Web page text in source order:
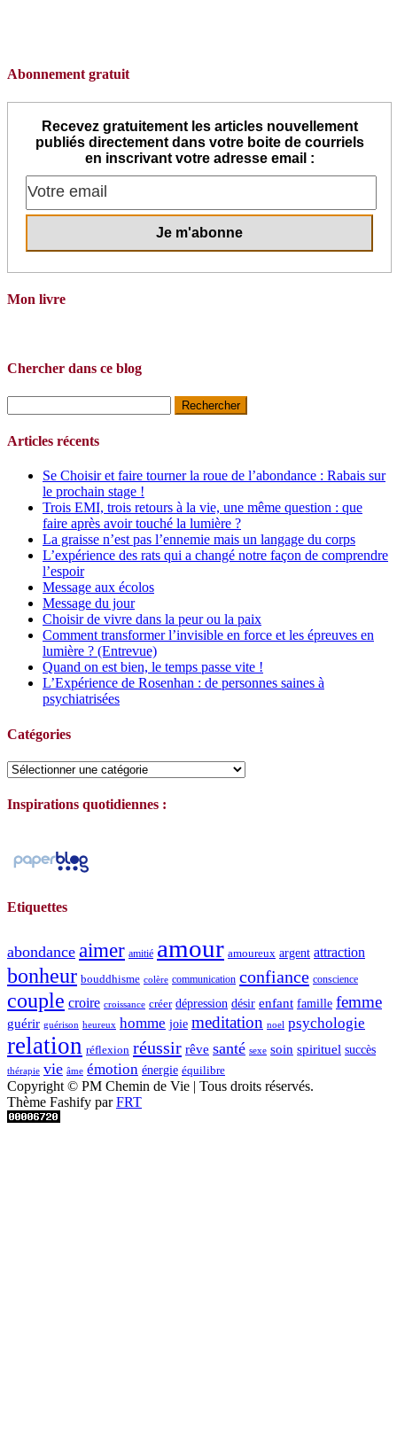
Abonnement gratuit
Recevez gratuitement les articles nouvellement
publiés directement dans votre boite de courriels
en inscrivant votre adresse email :
Mon livre
Chercher dans ce blog
Articles récents
Se Choisir et faire tourner la roue de l’abondance : Rabais sur
le prochain stage !
Trois EMI, trois retours à la vie, une même question : que
faire après avoir touché la lumière ?
La graisse n’est pas l’ennemie mais un langage du corps
L’expérience des rats qui a changé notre façon de comprendre
l’espoir
Message aux écolos
Message du jour
Choisir de vivre dans la peur ou la paix
Comment transformer l’invisible en force et les épreuves en
lumière ? (Entrevue)
Quand on est bien, le temps passe vite !
L’Expérience de Rosenhan : de personnes saines à
psychiatrisées
Catégories
Catégories
Inspirations quotidiennes :
Etiquettes
abondance aimer amitié amour amoureux argent attraction
bonheur bouddhisme colère communication confiance conscience
couple croire croissance créer dépression désir enfant famille femme
guérir guérison heureux homme joie meditation noel psychologie
relation réflexion réussir rêve santé sexe soin spirituel succès
thérapie vie âme émotion énergie équilibre
Copyright © PM Chemin de Vie | Tous droits réservés.
Thème Fashify parFRT